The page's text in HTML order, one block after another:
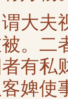
夫
。二
有私
婢使